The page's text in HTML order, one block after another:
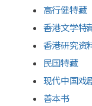
高行健特藏
香港文学特
香港研究资
民国特藏
现代中国戏
善本书